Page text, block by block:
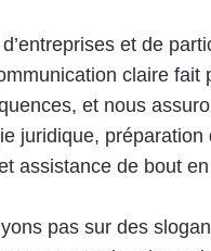
et de
claire
et nous
juridique,
de bout
pas sur des